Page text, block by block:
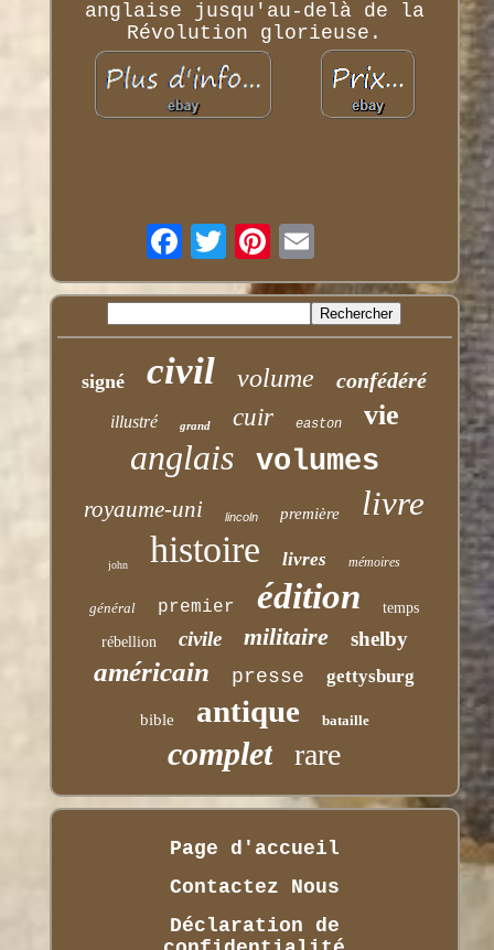
anglaise jusqu'au-delà de la
Révolution glorieuse.
signé civil volume confédéré
illustré grand cuir easton vie
anglais volumes
royaume-uni lincoln première livre
john histoire livres mémoires
général premier édition temps
rébellion civile militaire shelby
américain presse gettysburg
bible antique bataille
complet rare
Page d'accueil
Contactez Nous
Déclaration de